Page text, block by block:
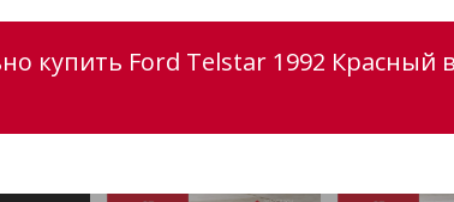
купить Ford Telstar 1992 Красный